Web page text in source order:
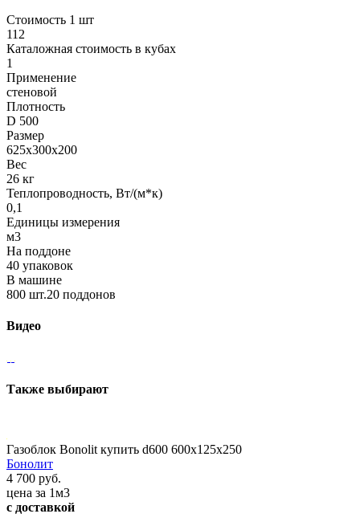
Стоимость 1 шт
112
Каталожная стоимость в кубах
1
Применение
стеновой
Плотность
D 500
Размер
625х300х200
Вес
26 кг
Теплопроводность, Вт/(м*к)
0,1
Единицы измерения
м3
На поддоне
40 упаковок
В машине
800 шт.20 поддонов
Видео
Также выбирают
Газоблок Bonolit купить d600 600x125x250
Бонолит
4 700 руб.
цена за 1м3
с доставкой